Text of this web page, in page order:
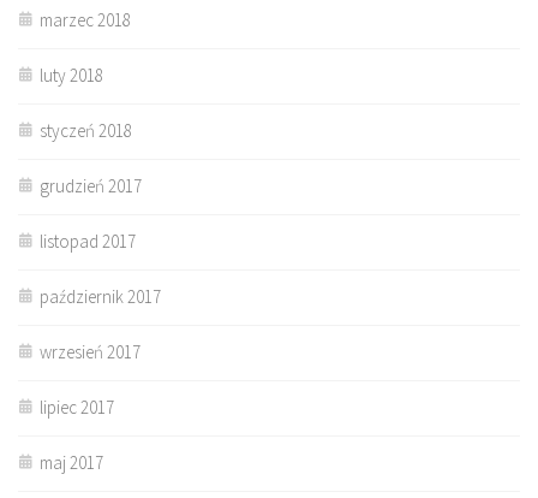
marzec 2018
luty 2018
styczeń 2018
grudzień 2017
listopad 2017
październik 2017
wrzesień 2017
lipiec 2017
maj 2017